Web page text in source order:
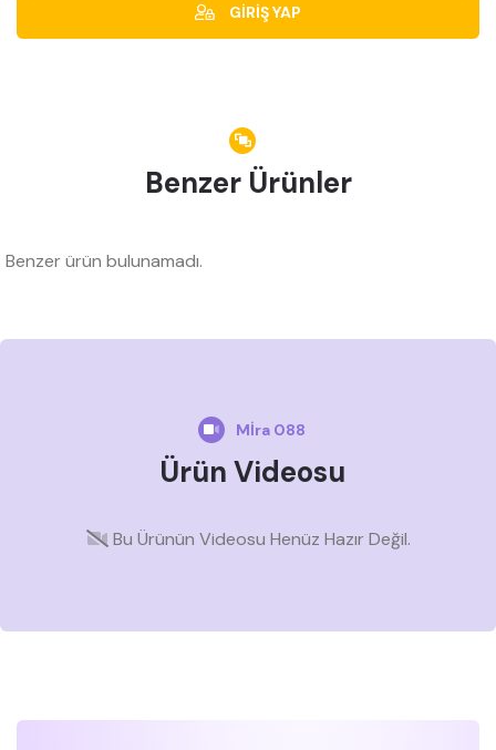
GİRİŞ YAP
Benzer Ürünler
Benzer ürün bulunamadı.
Mİra 088
Ürün Videosu
Bu Ürünün Videosu Henüz Hazır Değil.